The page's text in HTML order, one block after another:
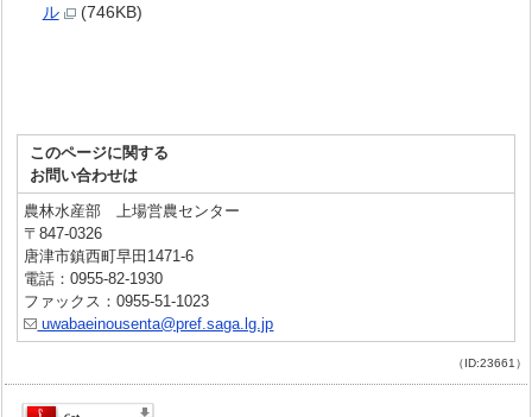
ル
(746KB)
このページに関する
お問い合わせは
農林水産部 上場営農センター
〒847-0326
唐津市鎮西町早田1471-6
電話：0955-82-1930
ファックス：0955-51-1023
uwabaeinousenta@pref.saga.lg.jp
（ID:23661）